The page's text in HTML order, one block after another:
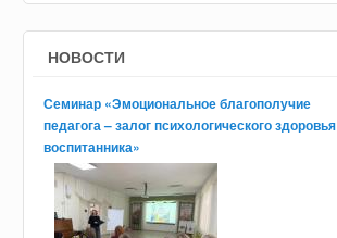
НОВОСТИ
Семинар «Эмоциональное благополучие
педагога – залог психологического здоровья
воспитанника»